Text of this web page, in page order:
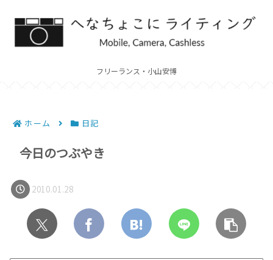
フリーランス・小山安博
ホーム 日記
今日のつぶやき
2010.01.28